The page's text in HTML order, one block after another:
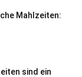
Mahlzeiten:
sind ein